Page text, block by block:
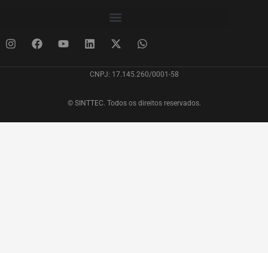
CNPJ: 17.145.260/0001-58
© SINTTEC. Todos os direitos reservados.